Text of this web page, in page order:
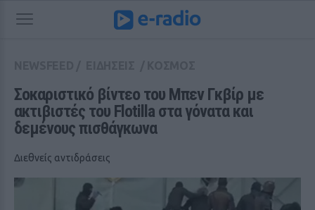
Σοκαριστικό βίντεο του Μπεν Γκβίρ με
ακτιβιστές του Flotilla στα γόνατα και
δεμένους πισθάγκωνα
Διεθνείς αντιδράσεις